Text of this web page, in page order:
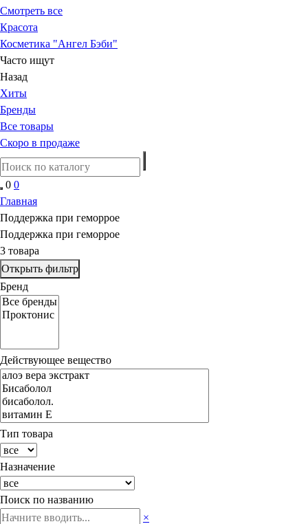
Смотреть все
Красота
Косметика "Ангел Бэби"
Часто ищут
Назад
Хиты
Бренды
Все товары
Скоро в продаже
0 0
Главная
Поддержка при геморрое
Поддержка при геморрое
3 товара
Открыть фильтр
Бренд
Действующее вещество
Тип товара
Назначение
Поиск по названию
×